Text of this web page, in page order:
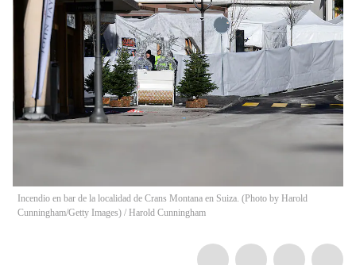
Incendio en bar de la localidad de Crans Montana en Suiza. (Photo by Harold
Cunningham/Getty Images) / Harold Cunningham